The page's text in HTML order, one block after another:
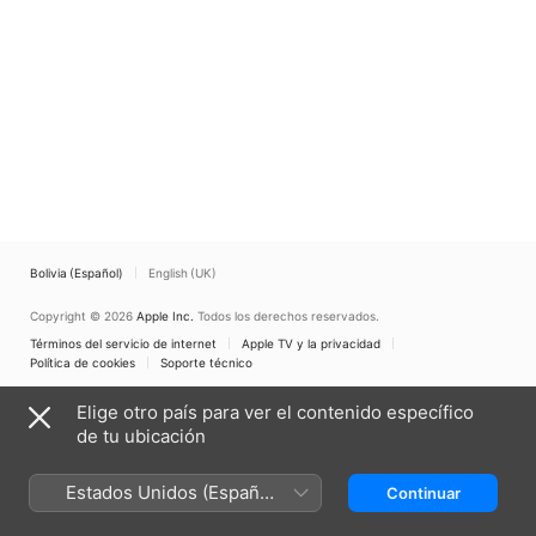
Bolivia (Español) English (UK)
Copyright © 2026 Apple Inc. Todos los derechos reservados.
Términos del servicio de internet
Apple TV y la privacidad
Política de cookies
Soporte técnico
Elige otro país para ver el contenido específico
de tu ubicación
Estados Unidos (Español
México)
Continuar